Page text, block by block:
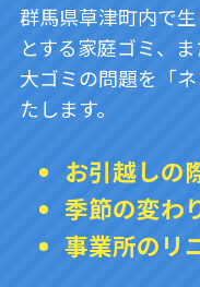
群馬県草津町内で
とする家庭ゴミ、
大ゴミの問題を「
たします。
お引越しの
季節の変わ
事業所のリ